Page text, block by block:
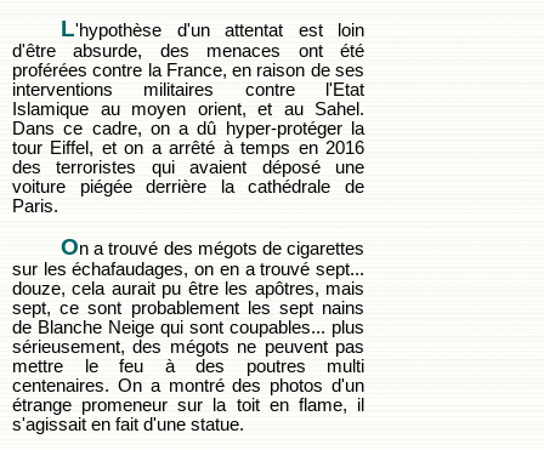
L'hypothèse d'un attentat est loin
d'être absurde, des menaces ont été
proférées contre la France, en raison de ses
interventions militaires contre l'Etat
Islamique au moyen orient, et au Sahel.
Dans ce cadre, on a dû hyper-protéger la
tour Eiffel, et on a arrêté à temps en 2016
des terroristes qui avaient déposé une
voiture piégée derrière la cathédrale de
Paris.
On a trouvé des mégots de cigarettes
sur les échafaudages, on en a trouvé sept...
douze, cela aurait pu être les apôtres, mais
sept, ce sont probablement les sept nains
de Blanche Neige qui sont coupables... plus
sérieusement, des mégots ne peuvent pas
mettre le feu à des poutres multi
centenaires. On a montré des photos d'un
étrange promeneur sur la toit en flame, il
s'agissait en fait d'une statue.